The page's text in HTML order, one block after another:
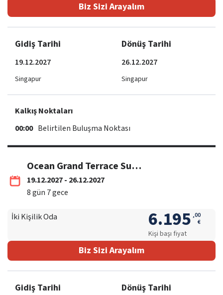
Biz Sizi Arayalım
Gidiş Tarihi
19.12.2027
Singapur
Dönüş Tarihi
26.12.2027
Singapur
Kalkış Noktaları
00:00 Belirtilen Buluşma Noktası
Ocean Grand Terrace Suite
19.12.2027 - 26.12.2027
8gün 7gece
İki Kişilik Oda 6.195 ,00
€
Kişi başı fiyat
Biz Sizi Arayalım
Gidiş Tarihi Dönüş Tarihi